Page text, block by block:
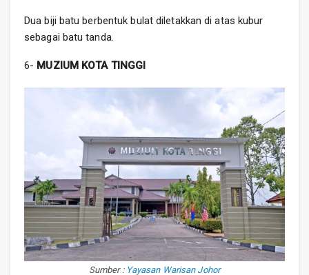
Dua biji batu berbentuk bulat diletakkan di atas kubur
sebagai batu tanda.
6- MUZIUM KOTA TINGGI
Sumber : Yayasan Warisan Johor